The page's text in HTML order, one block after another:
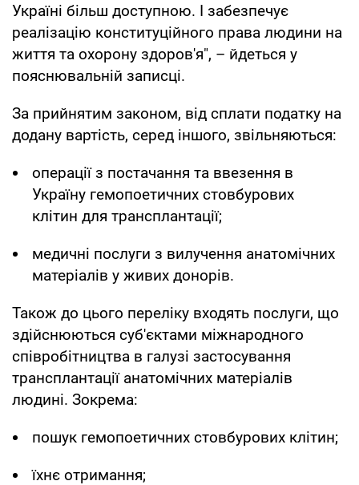
Україні більш доступною. І забезпечує
реалізацію конституційного права людини на
життя та охорону здоров'я", – йдеться у
пояснювальній записці.
За прийнятим законом, від сплати податку на
додану вартість, серед іншого, звільняються:
операції з постачання та ввезення в
Україну гемопоетичних стовбурових
клітин для трансплантації;
медичні послуги з вилучення анатомічних
матеріалів у живих донорів.
Також до цього переліку входять послуги, що
здійснюються суб'єктами міжнародного
співробітництва в галузі застосування
трансплантації анатомічних матеріалів
людині. Зокрема:
пошук гемопоетичних стовбурових клітин;
їхнє отримання;